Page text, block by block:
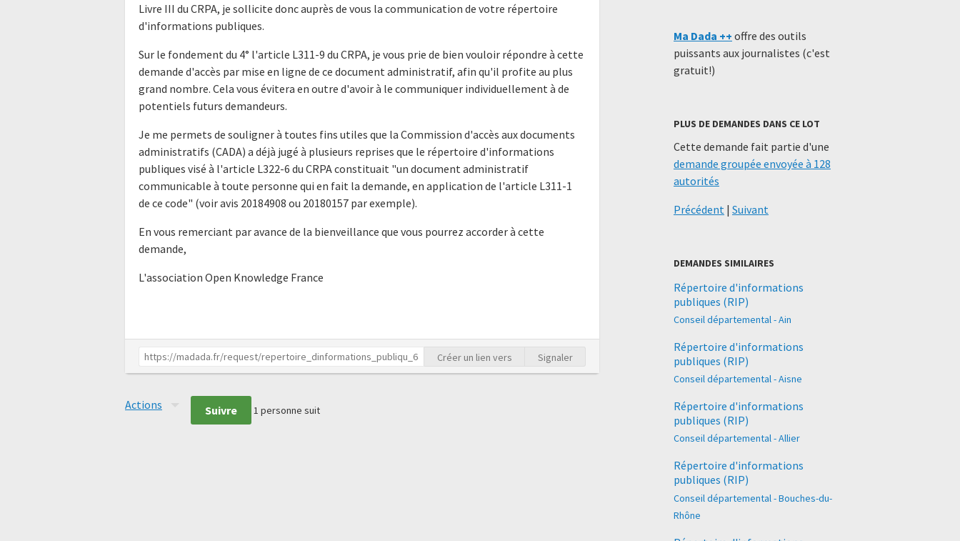
Livre III du CRPA, je sollicite donc auprès de vous la communication de votre répertoire
d'informations publiques.
Sur le fondement du 4° l'article L311-9 du CRPA, je vous prie de bien vouloir répondre à cette
demande d'accès par mise en ligne de ce document administratif, afin qu'il profite au plus
grand nombre. Cela vous évitera en outre d'avoir à le communiquer individuellement à de
potentiels futurs demandeurs.
Je me permets de souligner à toutes fins utiles que la Commission d'accès aux documents
administratifs (CADA) a déjà jugé à plusieurs reprises que le répertoire d'informations
publiques visé à l'article L322-6 du CRPA constituait "un document administratif
communicable à toute personne qui en fait la demande, en application de l'article L311-1
de ce code" (voir avis 20184908 ou 20180157 par exemple).
En vous remerciant par avance de la bienveillance que vous pourrez accorder à cette
demande,
L'association Open Knowledge France
Créer un lien vers Signaler
Actions Suivre 1 personne suit
Ma Dada ++ offre des outils
puissants aux journalistes (c'est
gratuit!)
PLUS DE DEMANDES DANS CE LOT
Cette demande fait partie d'une
demande groupée envoyée à 128
autorités
Précédent | Suivant
DEMANDES SIMILAIRES
Répertoire d'informations
publiques (RIP)
Conseil départemental - Ain
Répertoire d'informations
publiques (RIP)
Conseil départemental - Aisne
Répertoire d'informations
publiques (RIP)
Conseil départemental - Allier
Répertoire d'informations
publiques (RIP)
Conseil départemental - Bouches-du-
Rhône